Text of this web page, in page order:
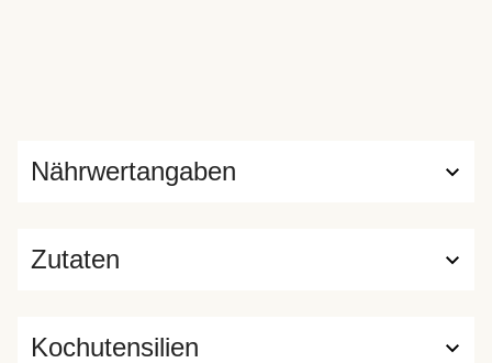
Zutaten
Nährwertangaben
Kochutensilien